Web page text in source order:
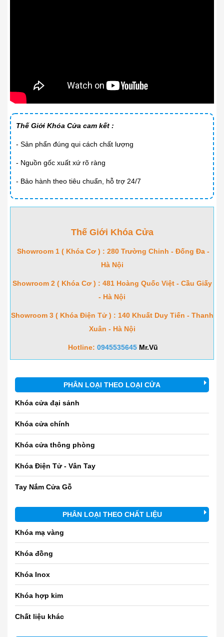
PHÂN LOẠI THEO LOẠI CỬA
Khóa cửa đại sảnh
Khóa cửa chính
Khóa cửa thông phòng
Khóa Điện Tử - Vân Tay
Tay Nắm Cửa Gỗ
PHÂN LOẠI THEO CHẤT LIỆU
Khóa mạ vàng
Khóa đồng
Khóa Inox
Khóa hợp kim
Chất liệu khác
Thế Giới Khóa Cửa cam kết :
- Sản phẩn đúng qui cách chất lượng
- Nguồn gốc xuất xứ rõ ràng
- Bảo hành theo tiêu chuẩn, hỗ trợ 24/7
Thế Giới Khóa Cửa
Showroom 1 ( Khóa Cơ ) : 280 Trường Chinh - Đống Đa -
Hà Nội
Showroom 2 ( Khóa Cơ ) : 481 Hoàng Quốc Việt - Cầu Giấy
- Hà Nội
Showroom 3 ( Khóa Điện Tử ) : 140 Khuất Duy Tiến - Thanh
Xuân - Hà Nội
Hotline: 0945535645 Mr.Vũ